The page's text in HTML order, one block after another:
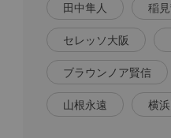
田中隼人 稲
セレッソ大阪
ブラウンノア賢信
山根永遠 横